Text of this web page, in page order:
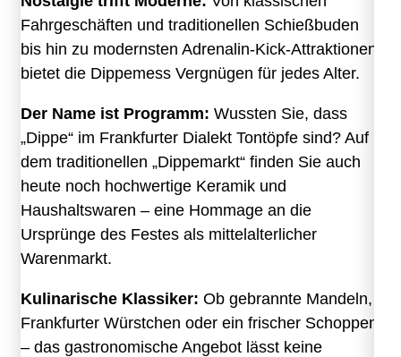
Fahrgeschäften und traditionellen Schießbuden
bis hin zu modernsten Adrenalin-Kick-Attraktionen
bietet die Dippemess Vergnügen für jedes Alter.
Der Name ist Programm: Wussten Sie, dass
„Dippe“ im Frankfurter Dialekt Tontöpfe sind? Auf
dem traditionellen „Dippemarkt“ finden Sie auch
heute noch hochwertige Keramik und
Haushaltswaren – eine Hommage an die
Ursprünge des Festes als mittelalterlicher
Warenmarkt.
Kulinarische Klassiker: Ob gebrannte Mandeln,
Frankfurter Würstchen oder ein frischer Schoppen
– das gastronomische Angebot lässt keine